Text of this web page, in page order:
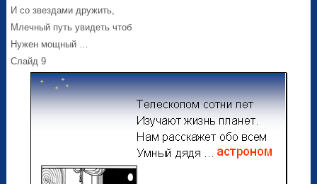
И со звездами дружить,
Млечный путь увидеть чтоб
Нужен мощный …
Слайд 9